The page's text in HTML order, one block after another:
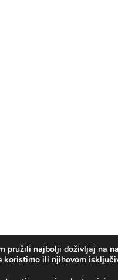
pružili najbolji doživljaj na
ili njihovom